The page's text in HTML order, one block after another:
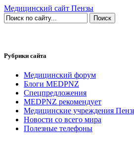
Медицинский сайт Пензы
Рубрики сайта
Медицинский форум
Блоги MEDPNZ
Спецпредложения
MEDPNZ рекомендует
Медицинские учреждения
Новости со всего мира
Полезные телефоны